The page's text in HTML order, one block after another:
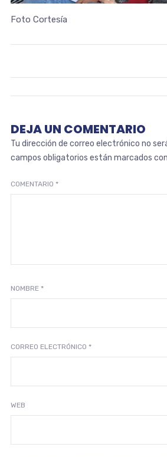
Foto Cortesía
DEJA UN COMENTARIO
Tu dirección de correo electrónico no
campos obligatorios están marcados con
COMENTARIO *
NOMBRE *
CORREO ELECTRÓNICO *
WEB